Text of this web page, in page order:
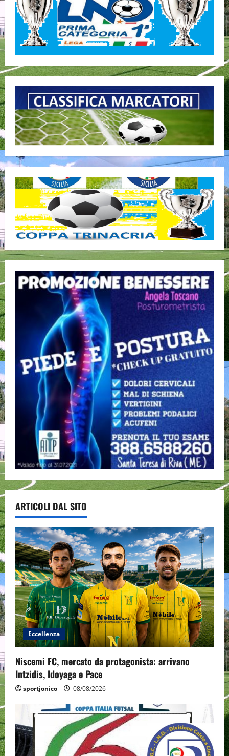
ARTICOLI DAL SITO
Eccellenza
Niscemi FC, mercato da protagonista: arrivano
Intzidis, Idoyaga e Pace
sportjonico 08/08/2026